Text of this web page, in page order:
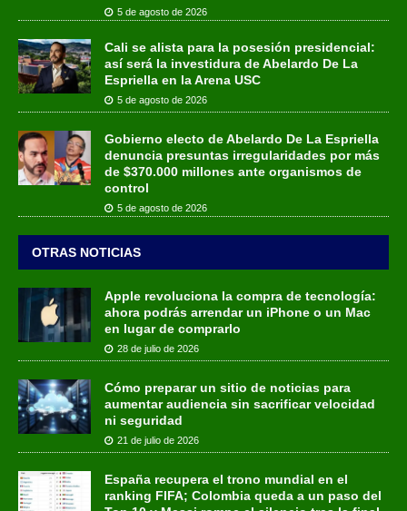
5 de agosto de 2026
Cali se alista para la posesión presidencial:
así será la investidura de Abelardo De La
Espriella en la Arena USC
5 de agosto de 2026
Gobierno electo de Abelardo De La Espriella
denuncia presuntas irregularidades por más
de $370.000 millones ante organismos de
control
5 de agosto de 2026
OTRAS NOTICIAS
Apple revoluciona la compra de tecnología:
ahora podrás arrendar un iPhone o un Mac
en lugar de comprarlo
28 de julio de 2026
Cómo preparar un sitio de noticias para
aumentar audiencia sin sacrificar velocidad
ni seguridad
21 de julio de 2026
España recupera el trono mundial en el
ranking FIFA; Colombia queda a un paso del